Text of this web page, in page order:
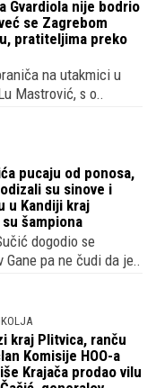
Portugalom, svi se
kako će izgled..
na utakmici u
Mastrović, s o..
pucaju od ponosa,
šampiona
dogodio se
pa ne čudi da je..